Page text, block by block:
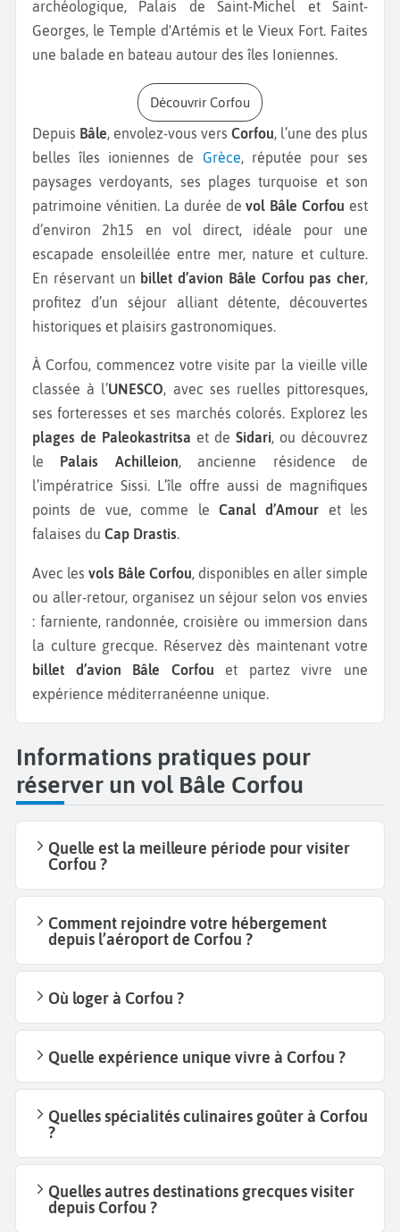
archéologique, Palais de Saint-Michel et Saint-
Georges, le Temple d'Artémis et le Vieux Fort. Faites
une balade en bateau autour des îles Ioniennes.
Découvrir Corfou
Depuis Bâle, envolez-vous vers Corfou, l’une des plus
belles îles ioniennes de Grèce, réputée pour ses
paysages verdoyants, ses plages turquoise et son
patrimoine vénitien. La durée devol Bâle Corfou est
d’environ 2h15 en vol direct, idéale pour une
escapade ensoleillée entre mer, nature et culture.
En réservant un billet d’avion Bâle Corfou pas cher,
profitez d’un séjour alliant détente, découvertes
historiques et plaisirs gastronomiques.
À Corfou, commencez votre visite par la vieille ville
classée à l’UNESCO, avec ses ruelles pittoresques,
ses forteresses et ses marchés colorés. Explorez les
plages de Paleokastritsa et de Sidari, ou découvrez
le
Palais Achilleion, ancienne résidence de
l’impératrice Sissi. L’île offre aussi de magnifiques
points de vue, comme le Canal d’Amour et les
falaises du Cap Drastis.
Avec les vols Bâle Corfou , disponibles en aller simple
ou aller-retour, organisez un séjour selon vos envies
: farniente, randonnée, croisière ou immersion dans
la culture grecque. Réservez dès maintenant votre
billet d’avion Bâle Corfou et partez vivre une
expérience méditerranéenne unique.
Informations pratiques pour
réserver un vol Bâle Corfou
Quelle est la meilleure période pour visiter
Corfou ?
Comment rejoindre votre hébergement
depuis l’aéroport de Corfou ?
Où loger à Corfou ?
Quelle expérience unique vivre à Corfou ?
Quelles spécialités culinaires goûter à Corfou
?
Quelles autres destinations grecques visiter
depuis Corfou ?